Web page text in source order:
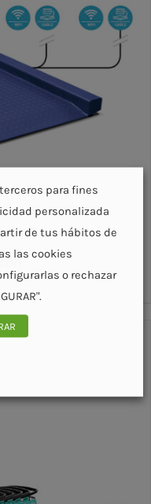
para fines
personalizada
de tus hábitos de
las cookies
o rechazar